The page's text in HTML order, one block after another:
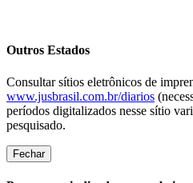
Outros Estados
Consultar sítios eletrônicos de
www.jusbrasil.com.br/diarios
períodos digitalizados nesse sítio
pesquisado.
Fechar